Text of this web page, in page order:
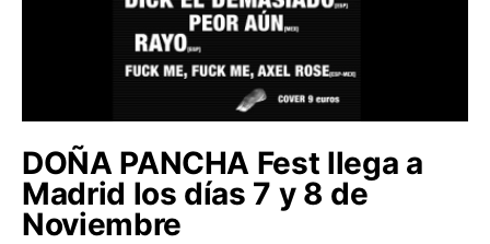
DOÑA PANCHA Fest llega a
Madrid los días 7 y 8 de
Noviembre